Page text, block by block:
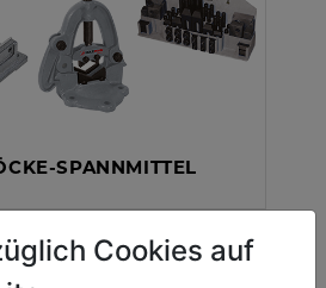
SPANNMITTEL
Cookies auf